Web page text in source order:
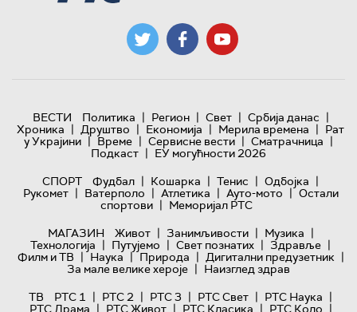
ВЕСТИ Политика | Регион | Свет | Србија данас |
Хроника | Друштво | Економија | Мерила времена | Рат
у Украјини | Време | Сервисне вести | Сматрачница |
Подкаст | ЕУ могућности 2026
СПОРТ
Фудбал | Кошарка | Тенис | Одбојка |
Рукомет | Ватерполо | Атлетика | Ауто-мото | Остали
спортови | Меморијал РТС
МАГАЗИН
Живот | Занимљивости | Музика |
Технологијa | Путујемо | Свет познатих | Здравље |
Филм и ТВ | Наука | Природа | Дигитални предузетник |
За мале велике хероје | Наизглед здрав
ТВ
РТС 1 | РТС 2 | РТС 3 | РТС Свет | РТС Наука |
РТС Драма | РТС Живот | РТС Класика | РТС Коло |